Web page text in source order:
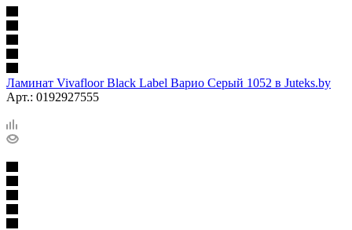
Ламинат Vivafloor Black Label Варио Серый 1052 в Juteks.by
Арт.: 0192927555